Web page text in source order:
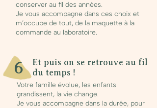
conserver au fil des années.
Je vous accompagne dans ces choix et
m’occupe de tout, de la maquette à la
commande au laboratoire.
Et puis on se retrouve au fil
du temps !
6
Votre famille évolue, les enfants
grandissent, la vie change.
Je vous accompagne dans la durée, pour